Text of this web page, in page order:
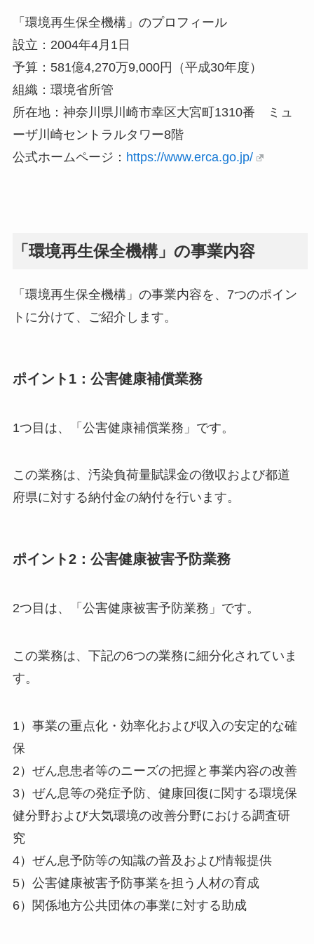
「環境再生保全機構」のプロフィール
設立：2004年4月1日
予算：581億4,270万9,000円（平成30年度）
組織：環境省所管
所在地：神奈川県川崎市幸区大宮町1310番 ミュ
ーザ川崎セントラルタワー8階
公式ホームページ： https://www.erca.go.jp/
「環境再生保全機構」の事業内容
「環境再生保全機構」の事業内容を、7つのポイン
トに分けて、ご紹介します。
ポイント1：公害健康補償業務
1つ目は、「公害健康補償業務」です。
この業務は、汚染負荷量賦課金の徴収および都道
府県に対する納付金の納付を行います。
ポイント2：公害健康被害予防業務
2つ目は、「公害健康被害予防業務」です。
この業務は、下記の6つの業務に細分化されていま
す。
1）事業の重点化・効率化および収入の安定的な確
保
2）ぜん息患者等のニーズの把握と事業内容の改善
3）ぜん息等の発症予防、健康回復に関する環境保
健分野および大気環境の改善分野における調査研
究
4）ぜん息予防等の知識の普及および情報提供
5）公害健康被害予防事業を担う人材の育成
6）関係地方公共団体の事業に対する助成